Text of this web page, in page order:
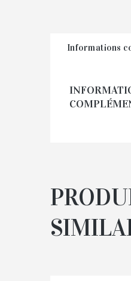
Informations